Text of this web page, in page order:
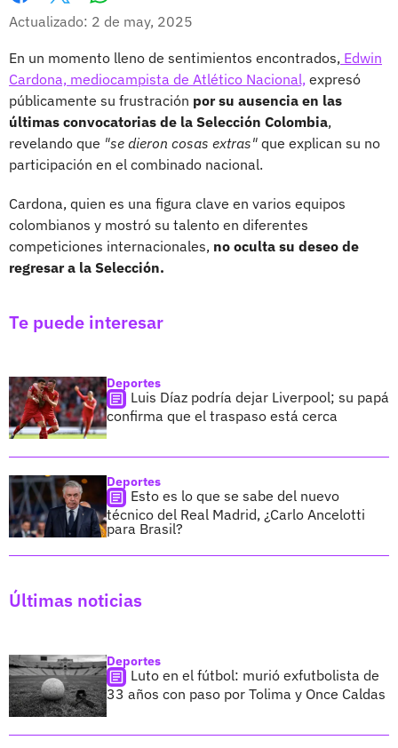
Facebook
X
Actualizado: 2 de may, 2025
En un momento lleno de sentimientos encontrados, Edwin
Cardona, mediocampista de Atlético Nacional, expresó
públicamente su frustración por su ausencia en las
últimas convocatorias de la Selección Colombia,
revelando que "se dieron cosas extras" que explican su no
participación en el combinado nacional.
Cardona, quien es una figura clave en varios equipos
colombianos y mostró su talento en diferentes
competiciones internacionales, no oculta su deseo de
regresar a la Selección.
Te puede interesar
Deportes
Luis Díaz podría dejar Liverpool; su papá
confirma que el traspaso está cerca
Deportes
Esto es lo que se sabe del nuevo
técnico del Real Madrid, ¿Carlo Ancelotti
para Brasil?
Últimas noticias
Deportes
Luto en el fútbol: murió exfutbolista de
33 años con paso por Tolima y Once Caldas